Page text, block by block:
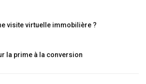
visite virtuelle immobilière ?
la prime à la conversion